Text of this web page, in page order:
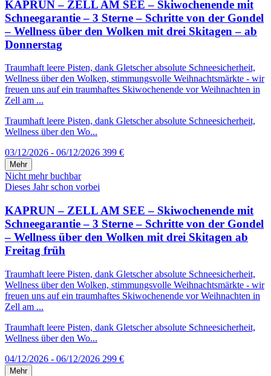
KAPRUN – ZELL AM SEE – Skiwochenende mit
Schneegarantie – 3 Sterne – Schritte von der Gondel
– Wellness über den Wolken mit drei Skitagen – ab
Donnerstag
Traumhaft leere Pisten, dank Gletscher absolute Schneesicherheit,
Wellness über den Wolken, stimmungsvolle Weihnachtsmärkte - wir
freuen uns auf ein traumhaftes Skiwochenende vor Weihnachten in
Zell am ...
Traumhaft leere Pisten, dank Gletscher absolute Schneesicherheit,
Wellness über den Wo...
03/12/2026 - 06/12/2026 399 €
Mehr
Nicht mehr buchbar
Dieses Jahr schon vorbei
KAPRUN – ZELL AM SEE – Skiwochenende mit
Schneegarantie – 3 Sterne – Schritte von der Gondel
– Wellness über den Wolken mit drei Skitagen ab
Freitag früh
Traumhaft leere Pisten, dank Gletscher absolute Schneesicherheit,
Wellness über den Wolken, stimmungsvolle Weihnachtsmärkte - wir
freuen uns auf ein traumhaftes Skiwochenende vor Weihnachten in
Zell am ...
Traumhaft leere Pisten, dank Gletscher absolute Schneesicherheit,
Wellness über den Wo...
04/12/2026 - 06/12/2026 299 €
Mehr